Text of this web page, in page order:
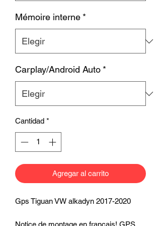
Mémoire interne *
Carplay/Android Auto *
Cantidad *
Agregar al carrito
Gps Tiguan VW alkadyn 2017-2020
Notice de montage en français! GPS